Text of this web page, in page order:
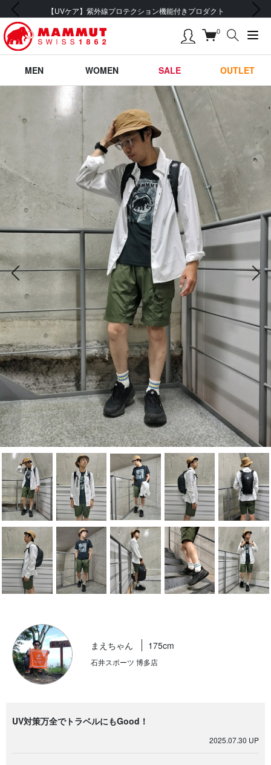
【UVケア】紫外線プロテクション機能付きプロダクト
前の画像 次の画像
0
MEN WOMEN SALE OUTLET
次
まえちゃん 175cm
石井スポーツ 博多店
UV対策万全でトラベルにもGood！
2025.07.30 UP